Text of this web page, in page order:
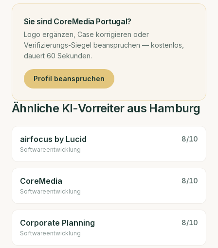
Sie sind CoreMedia Portugal?
Logo ergänzen, Case korrigieren oder
Verifizierungs-Siegel beanspruchen — kostenlos,
dauert 60 Sekunden.
Profil beanspruchen
Ähnliche KI-Vorreiter aus Hamburg
airfocus by Lucid 8/10
Software­entwicklung
CoreMedia 8/10
Software­entwicklung
Corporate Planning 8/10
Software­entwicklung